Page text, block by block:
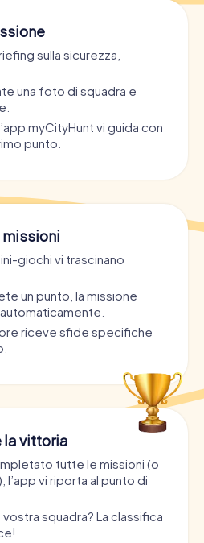
sulla sicurezza,
una foto di squadra e
myCityHunt vi guida con
punto.
giochi vi trascinano
un punto, la missione
riceve sfide specifiche
vittoria
tutte le missioni (o
vi riporta al punto di
vostra squadra? La classifica